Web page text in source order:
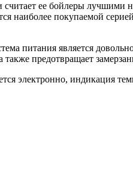
ее бойлеры лучшими
наиболее покупаемой
питания является
предотвращает
электронно, индикация